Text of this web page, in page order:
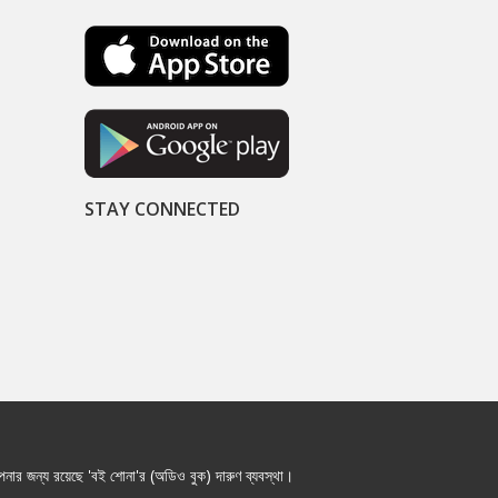
STAY CONNECTED
জন্য রয়েছে 'বই শোনা'র (অডিও বুক) দারুণ ব্যবস্থা।